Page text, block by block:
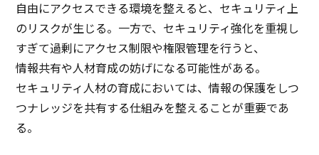
自由にアクセスできる環境を整えると、 セキュリティ上
の リスクが生じる。 一方で、 セキュリティ強化を重視し
すぎて過剰 にアクセス制限や権限管理を行うと、
情報共有や人材育成の妨げになる可能性がある。
セキュリティ 人材の育成においては、情報の保護をしつ
つナレッジを共有する仕組 みを整えることが重要であ
る。